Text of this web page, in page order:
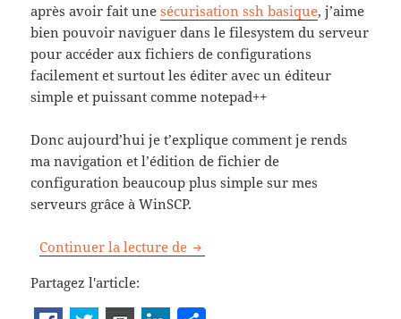
après avoir fait unesécurisation ssh basique, j’aime
bien pouvoir naviguer dans le filesystem du serveur
pour accéder aux fichiers de configurations
facilement et surtout les éditer avec un éditeur
simple et puissant comme notepad++
Donc aujourd’hui je t’explique comment je rends
ma navigation et l’édition de fichier de
configuration beaucoup plus simple sur mes
serveurs grâce à WinSCP.
Continuer la lecture de Comment éditer les fichiers de
Partagez l'article: